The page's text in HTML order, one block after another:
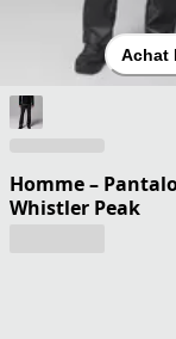
Achat
Homme –
Whistler Peak